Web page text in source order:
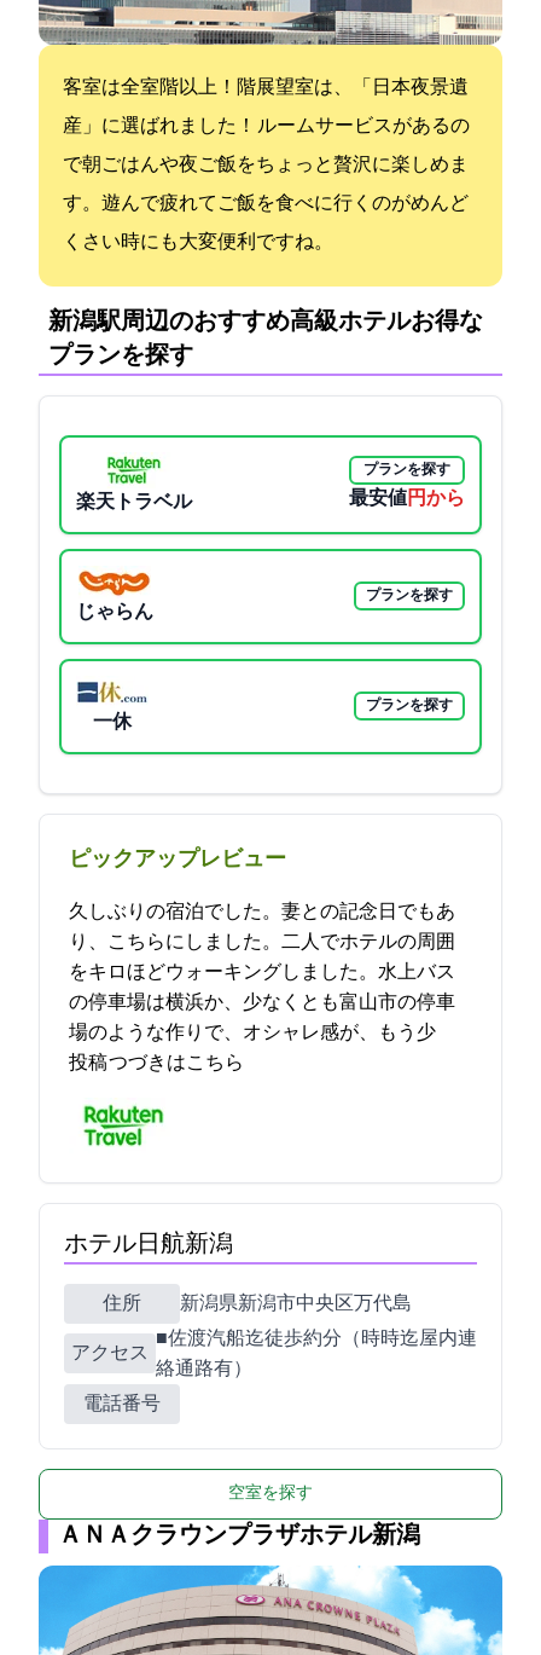
客室は全室22階以上！31階展望室は、「日本夜景遺
産」に選ばれました！ ルームサービスがあるの
で朝ごはんや夜ご飯をちょっと贅沢に楽しめま
す。遊んで疲れてご飯を食べに行くのがめんど
くさい時にも大変便利ですね。
新潟駅周辺のおすすめ高級ホテル:お得な
プランを探す
楽天トラベル
プランを探す
最安値4500円から
じゃらん
プランを探す
一休
プランを探す
ピックアップレビュー
久しぶりの宿泊でした。妻との記念日でもあ
り、こちらにしました。二人でホテルの周囲
を5キロほどウォーキングしました。水上バス
の停車場は横浜か、少なくとも富山市の停車
場のような作りで、オシャレ感が、もう少… 2021-10-27 22:12:33
投稿つづきはこちら
ホテル日航新潟
住所 新潟県新潟市中央区万代島5-1
アクセス
■佐渡汽船迄徒歩約10分（5時~22時迄屋内連
絡通路有）
電話番号
空室を探す
ＡＮＡクラウンプラザホテル新潟